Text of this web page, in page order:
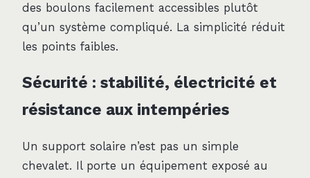
des boulons facilement accessibles plutôt
qu’un système compliqué. La simplicité réduit
les points faibles.
Sécurité : stabilité, électricité et
résistance aux intempéries
Un support solaire n’est pas un simple
chevalet. Il porte un équipement exposé au